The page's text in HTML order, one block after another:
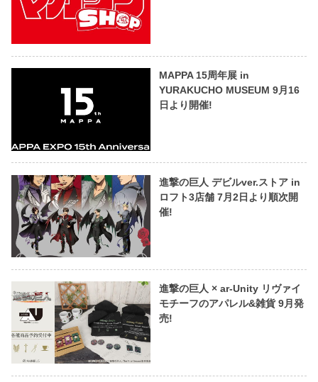
MAPPA 15周年展 in
YURAKUCHO MUSEUM 9月16
日より開催!
進撃の巨人 デビルver.ストア in
ロフト3店舗 7月2日より順次開
催!
進撃の巨人 × ar-Unity リヴァイ
モチーフのアパレル&雑貨 9月発
売!